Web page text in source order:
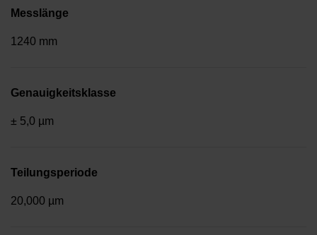
Messlänge
1240 mm
Genauigkeitsklasse
± 5,0 µm
Teilungsperiode
20,000 µm